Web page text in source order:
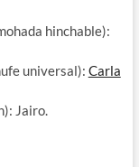
hinchable):
universal): Carla
Jairo.